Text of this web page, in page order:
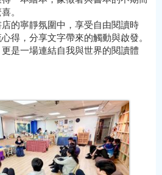
。
的寧靜氛圍中，享受自由閱讀時
得，分享文字帶來的觸動與啟發。
是一場連結自我與世界的閱讀體